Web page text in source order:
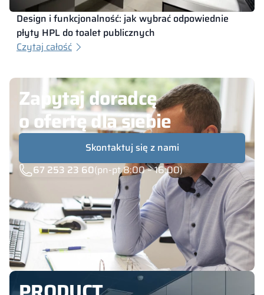
Design i funkcjonalność: jak wybrać odpowiednie
płyty HPL do toalet publicznych
Czytaj całość
Zapytaj doradcę
o ofertę dla siebie
Skontaktuj się z nami
67 253 23 60(pn-pt 8:00 – 16:00)